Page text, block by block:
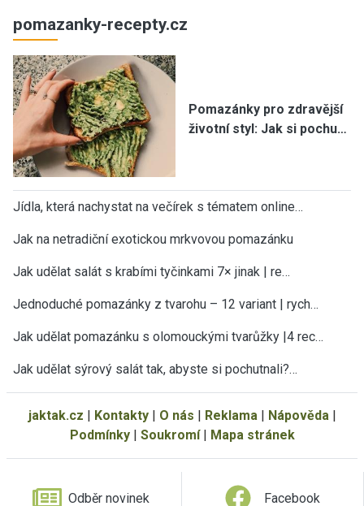
pomazanky-recepty.cz
Pomazánky pro zdravější
životní styl: Jak si pochu…
Jídla, která nachystat na večírek s tématem online…
Jak na netradiční exotickou mrkvovou pomazánku
Jak udělat salát s krabími tyčinkami 7× jinak | re…
Jednoduché pomazánky z tvarohu – 12 variant | rych…
Jak udělat pomazánku s olomouckými tvarůžky |4 rec…
Jak udělat sýrový salát tak, abyste si pochutnali?…
jaktak.cz | Kontakty| O nás | Reklama| Nápověda|
Podmínky| Soukromí| Mapa stránek
Odběr novinek Facebook